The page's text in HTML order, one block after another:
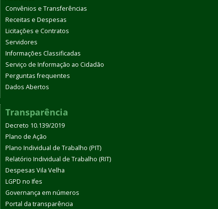
Convênios e Transferências
Receitas e Despesas
Licitações e Contratos
Servidores
Informações Classificadas
Serviço de Informação ao Cidadão
Perguntas frequentes
Dados Abertos
Transparência
Decreto 10.139/2019
Plano de Ação
Plano Individual de Trabalho (PIT)
Relatório Individual de Trabalho (RIT)
Despesas Vila Velha
LGPD no Ifes
Governança em números
Portal da transparência